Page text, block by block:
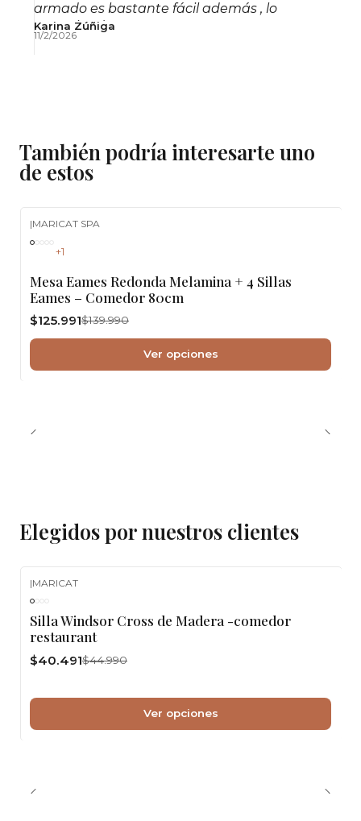
armado es bastante fácil además , lo
recomiendo!
Karina Zúñiga
11/2/2026
También podría interesarte uno
de estos
|MARICAT SPA
+1
Mesa Eames Redonda Melamina + 4 Sillas
Eames – Comedor 80cm
$125.991$139.990
Ver opciones
Elegidos por nuestros clientes
|MARICAT
Silla Windsor Cross de Madera -comedor
restaurant
$40.491$44.990
Ver opciones